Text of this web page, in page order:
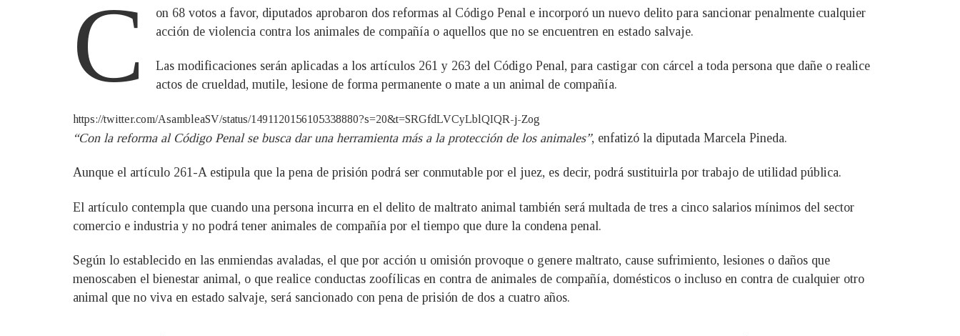
C
on 68 votos a favor, diputados aprobaron dos reformas al Código Penal e incorporó un nuevo delito para sancionar penalmente cualquier
acción de violencia contra los animales de compañía o aquellos que no se encuentren en estado salvaje.
Las modificaciones serán aplicadas a los artículos 261 y 263 del Código Penal, para castigar con cárcel a toda persona que dañe o realice
actos de crueldad, mutile, lesione de forma permanente o mate a un animal de compañía.
https://twitter.com/AsambleaSV/status/1491120156105338880?s=20&t=SRGfdLVCyLblQIQR-j-Zog
“Con la reforma al Código Penal se busca dar una herramienta más a la protección de los animales”, enfatizó la diputada Marcela Pineda.
Aunque el artículo 261-A estipula que la pena de prisión podrá ser conmutable por el juez, es decir, podrá sustituirla por trabajo de utilidad pública.
El artículo contempla que cuando una persona incurra en el delito de maltrato animal también será multada de tres a cinco salarios mínimos del sector
comercio e industria y no podrá tener animales de compañía por el tiempo que dure la condena penal.
Según lo establecido en las enmiendas avaladas, el que por acción u omisión provoque o genere maltrato, cause sufrimiento, lesiones o daños que
menoscaben el bienestar animal, o que realice conductas zoofílicas en contra de animales de compañía, domésticos o incluso en contra de cualquier otro
animal que no viva en estado salvaje, será sancionado con pena de prisión de dos a cuatro años.